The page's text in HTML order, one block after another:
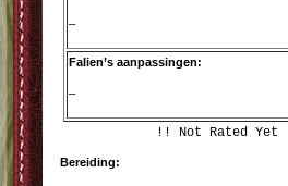
–
Falien’s aanpassingen:
–
!! Not Rated
Bereiding: